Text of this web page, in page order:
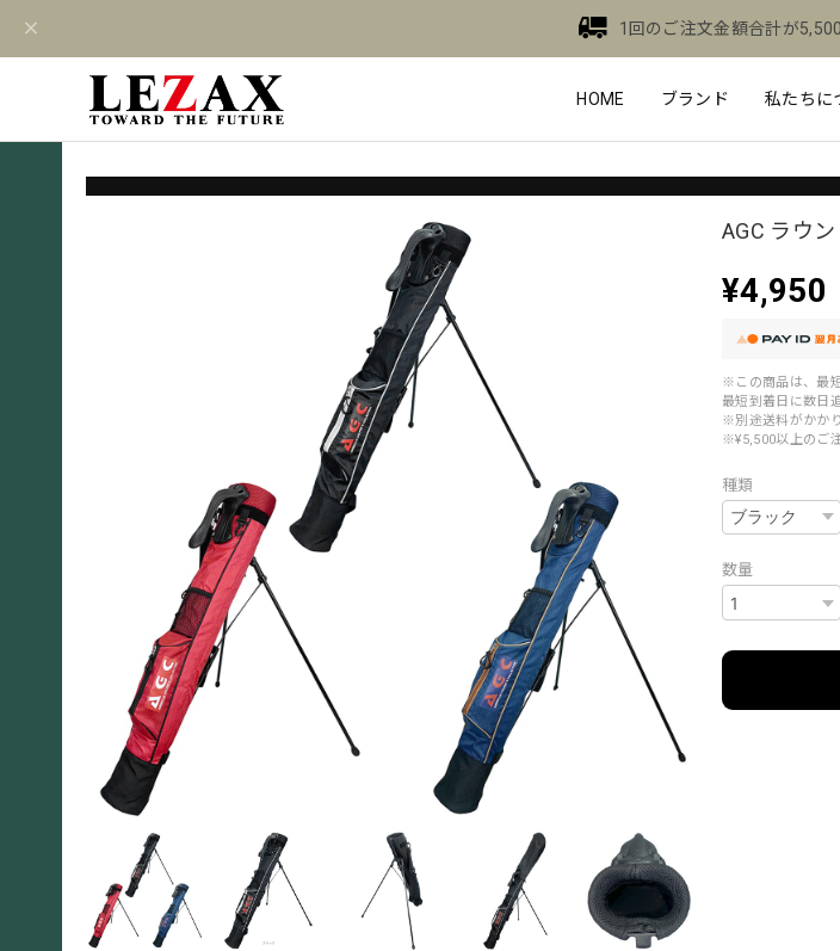
1回のご注文金額合計が
HOME ブランド 私たちに
AGC ラウ
¥4,950
※この商品は、最
最短到着日に数日
※別途送料がかかり
※¥5,500以上のご
種類
数量